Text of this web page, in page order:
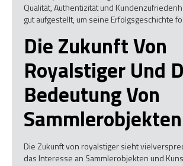
Qualität, Authentizität und
gut aufgestellt, um seine Erfolgsgeschichte
Die Zukunft Von
Royalstiger Und
Bedeutung Von
Sammlerobjekten
Die Zukunft von royalstiger sieht
das Interesse an Sammlerobjekten und